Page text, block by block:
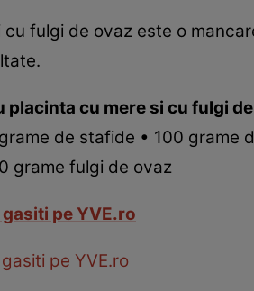
cu fulgi de ovaz este o
placinta cu mere si cu fulgi
de stafide • 100 grame
grame fulgi de ovaz
pe YVE.ro
pe YVE.ro